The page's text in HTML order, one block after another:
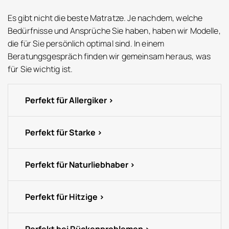
Es gibt nicht die beste Matratze. Je nachdem, welche
Bedürfnisse und Ansprüche Sie haben, haben wir Modelle,
die für Sie persönlich optimal sind. In einem
Beratungsgespräch finden wir gemeinsam heraus, was
für Sie wichtig ist.
Perfekt für Allergiker
Perfekt für Starke
Perfekt für Naturliebhaber
Perfekt für Hitzige